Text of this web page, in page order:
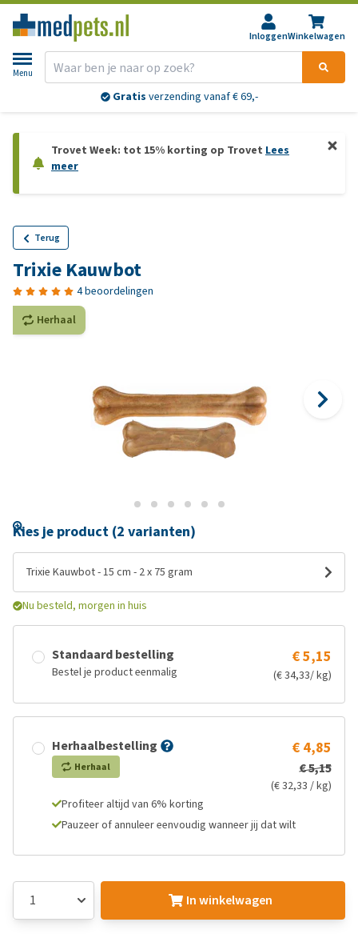
InloggenWinkelwagen
Menu
Gratis verzending vanaf € 69,-
Trovet Week: tot 15% korting op Trovet Lees
meer
Terug
Trixie Kauwbot
4 beoordelingen
Herhaal
Kies je product (2 varianten)
Trixie Kauwbot - 15 cm - 2 x 75 gram
Nu besteld, morgen in huis
Standaard bestelling
Bestel je product eenmalig
€ 5,15
(€ 34,33/ kg)
Herhaalbestelling
Herhaal
€ 4,85
€ 5,15
(€ 32,33 / kg)
Profiteer altijd van 6% korting
Pauzeer of annuleer eenvoudig wanneer jij dat wilt
In winkelwagen